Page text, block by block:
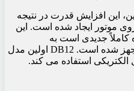
این افزایش قدرت در نتیجه
موتور ایجاد شده است. این
کاملاً جدیدی است به
توربوشارژرهای بسیار بزرگتری مجهز شده است. DB12 اولین مدل